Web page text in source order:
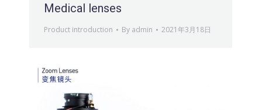
Medical lenses
Product introduction By admin 2021年3月18日